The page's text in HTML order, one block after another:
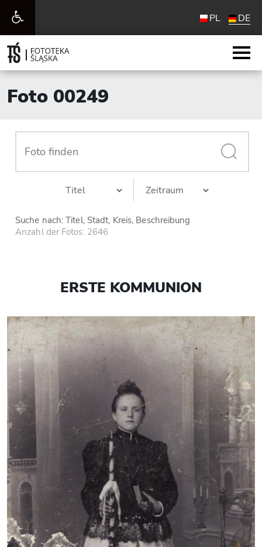
Werkzeugleiste
öffnen
PL DE
Foto 00249
Suche nach: Titel, Stadt, Kreis, Beschreibung
Anzahl der Fotos: 2646
ERSTE KOMMUNION